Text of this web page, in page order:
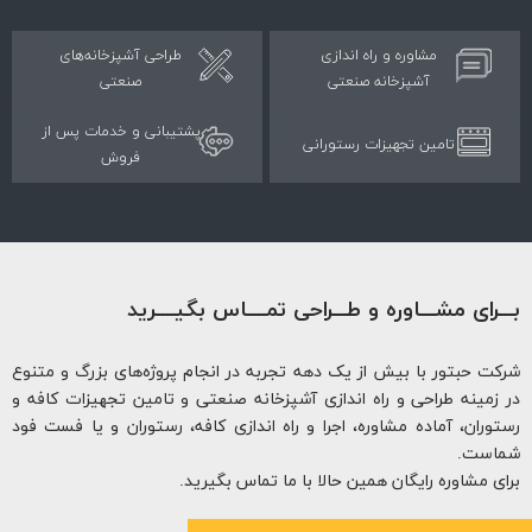
مشاوره و راه اندازی
آشپزخانه صنعتی
طراحی آشپزخانه‌های
صنعتی
تامین تجهیزات رستورانی
پشتیبانی و خدمات پس از
فروش
مشـــاوره و طـــراحی تمــــاس بگیــــرید
حبتور با بیش از یک دهه تجربه در انجام پروژه‌های بزرگ و متنوع
طراحی و راه اندازی آشپزخانه صنعتی و تامین تجهیزات کافه و
آماده مشاوره، اجرا و راه اندازی کافه، رستوران و یا فست فود
مشاوره رایگان همین حالا با ما تماس بگیرید.